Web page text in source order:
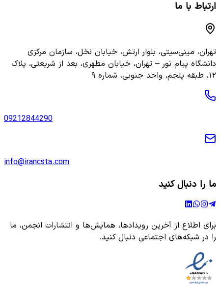
ارتباط با ما
تهران، مینی‌سیتی، بلوار ارتش، خیابان نخل، سازمان مرکزی
دانشگاه پیام نور – تهران، خیابان مطهری، بعد از شریعتی، پلاک
۱۲، طبقه پنجم، واحد جنوبی، شماره ۹
09212844290
info@irancsta.com
ما را دنبال کنید
برای اطلاع از آخرین رویدادها، همایش‌ها و انتشارات انجمن، ما
را در شبکه‌های اجتماعی دنبال کنید.